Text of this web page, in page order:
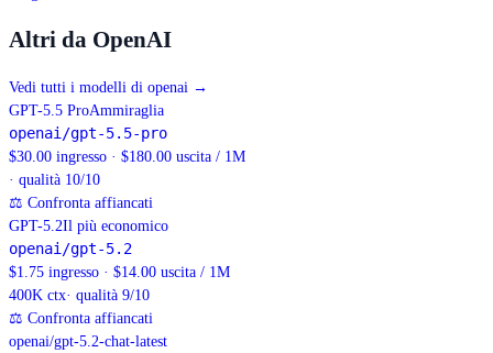
Altri da OpenAI
Vedi tutti i modelli di openai →
GPT-5.5 ProAmmiraglia
openai/gpt-5.5-pro
$30.00 ingresso · $180.00 uscita / 1M
· qualità 10/10
⚖ Confronta affiancati
GPT-5.2Il più economico
openai/gpt-5.2
$1.75 ingresso · $14.00 uscita / 1M
400K ctx· qualità 9/10
⚖ Confronta affiancati
openai/gpt-5.2-chat-latest